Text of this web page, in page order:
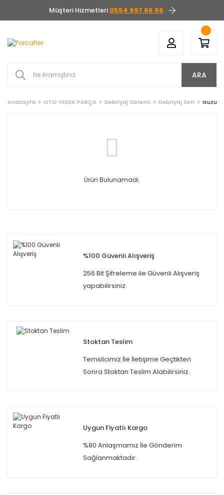
Müşteri Hizmetleri 0554 997 66 66
ARA
Anasayfa OTO YEDEK PARÇA Debriyaj Sistemi Debriyaj Seti Isuzu
Ürün Bulunamadı.
%100 Güvenli Alışveriş
256 Bit Şifreleme ile Güvenli Alışveriş
yapabilirsiniz.
Stoktan Teslim
Temsilcimiz İle İletişime Geçtikten
Sonra Stoktan Teslim Alabilirsiniz.
Uygun Fiyatlı Kargo
%80 Anlaşmamız İle Gönderim
Sağlanmaktadır.